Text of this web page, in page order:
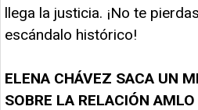
llega la justicia. ¡No te
escándalo histórico!
ELENA CHÁVEZ SACA UN
SOBRE LA RELACIÓN